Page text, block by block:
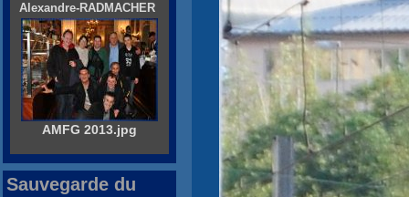
Alexandre-RADMACHER
AMFG 2013.jpg
Sauvegarde du